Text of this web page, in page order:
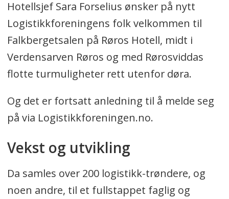
Hotellsjef Sara Forselius ønsker på nytt
Logistikkforeningens folk velkommen til
Falkbergetsalen på Røros Hotell, midt i
Verdensarven Røros og med Rørosviddas
flotte turmuligheter rett utenfor døra.
Og det er fortsatt anledning til å melde seg
på via Logistikkforeningen.no.
Vekst og utvikling
Da samles over 200 logistikk-trøndere, og
noen andre, til et fullstappet faglig og